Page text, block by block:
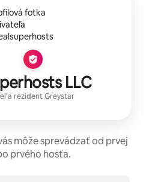
LLC
a rezidentGreystar
môže sprevádzať od prvej
prvého hosťa.